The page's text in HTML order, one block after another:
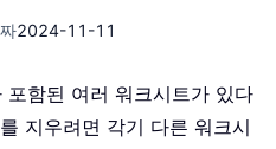
2024-11-11
함된 여러 워크시트가 있다
지우려면 각기 다른 워크시